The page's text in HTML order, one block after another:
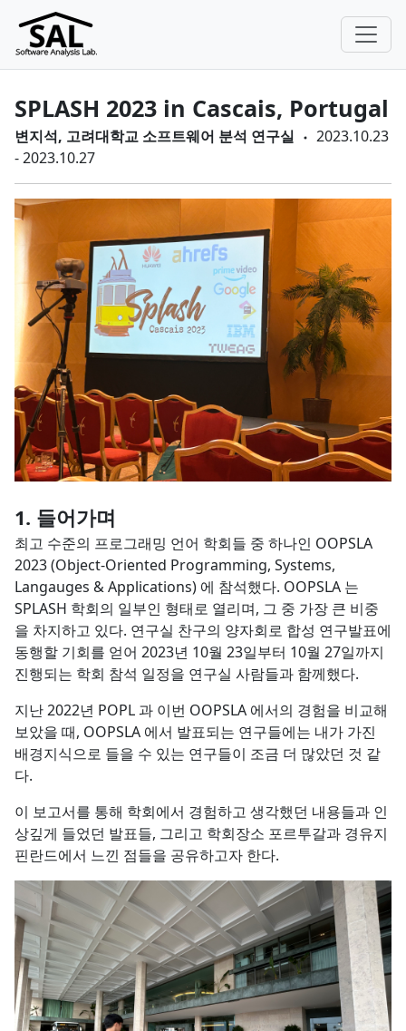
SPLASH 2023 in Cascais, Portugal
변지석, 고려대학교 소프트웨어 분석 연구실
2023.10.23
- 2023.10.27
들어가며
최고 수준의 프로그래밍 언어 학회들 중 하나인 OOPSLA
2023 (Object-Oriented Programming, Systems,
Langauges & Applications) 에 참석했다. OOPSLA 는
SPLASH 학회의 일부인 형태로 열리며, 그 중 가장 큰 비중
을 차지하고 있다. 연구실 찬구의 양자회로 합성 연구발표에
동행할 기회를 얻어 2023년 10월 23일부터 10월 27일까지
진행되는 학회 참석 일정을 연구실 사람들과 함께했다.
지난 2022년 POPL 과 이번 OOPSLA 에서의 경험을 비교해
보았을 때, OOPSLA 에서 발표되는 연구들에는 내가 가진
배경지식으로 들을 수 있는 연구들이 조금 더 많았던 것 같
다.
이 보고서를 통해 학회에서 경험하고 생각했던 내용들과 인
상깊게 들었던 발표들, 그리고 학회장소 포르투갈과 경유지
핀란드에서 느낀 점들을 공유하고자 한다.